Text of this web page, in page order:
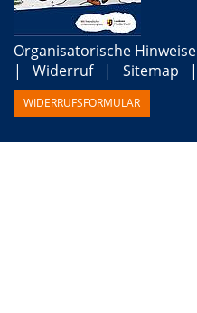
Organisatorische Hinweise
Widerruf
Sitemap
WIDERRUFSFORMULAR